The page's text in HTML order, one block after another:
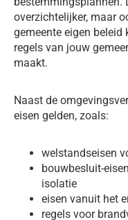
overzichtelijker, maar
gemeente eigen beleid
regels van jouw
maakt.
Naast de
eisen gelden, zoals:
welstandseisen
bouwbesluit-
isolatie
eisen vanuit het
regels voor